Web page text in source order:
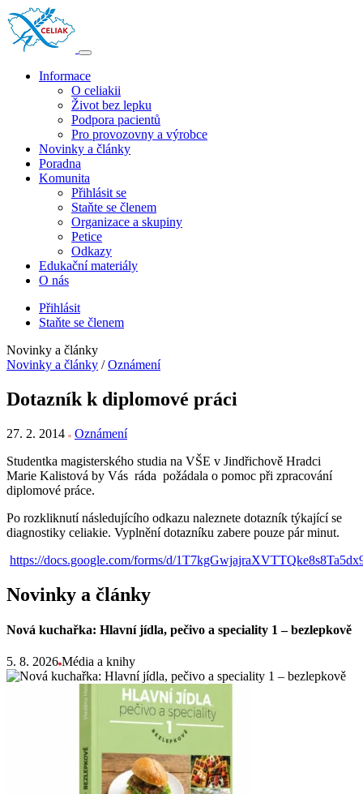
Informace
O celiakii
Život bez lepku
Podpora pacientů
Pro provozovny a výrobce
Novinky a články
Poradna
Komunita
Přihlásit se
Staňte se členem
Organizace a skupiny
Petice
Odkazy
Edukační materiály
O nás
Přihlásit
Staňte se členem
Novinky a články
Novinky a články / Oznámení
Dotazník k diplomové práci
27. 2. 2014
Oznámení
Studentka magisterského studia na VŠE v Jindřichově Hradci
Marie Kalistová by Vás ráda požádala o pomoc při zpracování
diplomové práce.
Po rozkliknutí následujícího odkazu naleznete dotazník týkající se
diagnostiky celiakie. Vyplnění dotazníku zabere pouze pár minut.
https://docs.google.com/forms/d/
Novinky a články
Nová kuchařka: Hlavní jídla, pečivo a speciality 1 – bezlepkově
5. 8. 2026 Média a knihy